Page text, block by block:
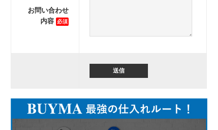
海外SHOP LIST
パーソナルショッパー指南書
お問い合わせ
内容 必須